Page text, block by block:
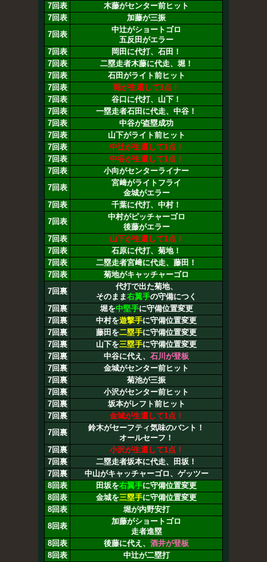
7回表
木藤がセンター前ヒット
7回表
加藤が三振
7回表
中辻がショートゴロ
五反田がエラー
7回表
岡田に代打、石田！
7回表
二塁走者木藤に代走、堀！
7回表
石田がライト前ヒット
7回表
堀が生還して1点！
7回表
谷口に代打、山下！
7回表
一塁走者石田に代走、中谷！
7回表
中谷が盗塁成功
7回表
山下がライト前ヒット
7回表
中辻が生還して1点！
7回表
中谷が生還して1点！
7回表
小向がセンターライナー
7回表
宮﨑がライトフライ
金城がエラー
7回表
千葉に代打、中村！
7回表
中村がピッチャーゴロ
後藤がエラー
7回表
山下が生還して1点！
7回表
石原に代打、菊地！
7回表
二塁走者宮﨑に代走、藤田！
7回表
菊地がキャッチャーゴロ
7回裏
代打で出た菊地、
そのまま右翼手の守備につく
7回裏
堀を中堅手に守備位置変更
7回裏
中村を遊撃手に守備位置変更
7回裏
藤田を二塁手に守備位置変更
7回裏
山下を三塁手に守備位置変更
7回裏
中谷に代え、 石川が登板
7回裏
金城がセンター前ヒット
7回裏
菊池が三振
7回裏
小沢がセンター前ヒット
7回裏
坂本がレフト前ヒット
7回裏
金城が生還して1点！
7回裏
鈴木がセーフティ気味のバント！
オールセーフ！
7回裏
小沢が生還して1点！
7回裏
二塁走者坂本に代走、田坂！
7回裏
中山がキャッチャーゴロ、ゲッツー
8回表
田坂を右翼手に守備位置変更
8回表
金城を三塁手に守備位置変更
8回表
堀が内野安打
8回表
加藤がショートゴロ
走者進塁
8回表
後藤に代え、 酒井が登板
8回表
中辻が二塁打